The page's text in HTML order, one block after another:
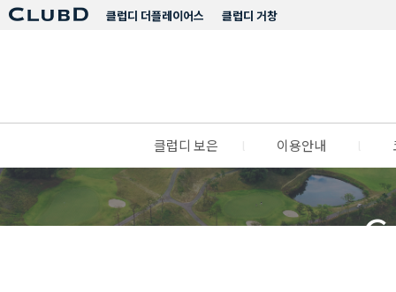
클럽디 거창
클럽디 더플레이어스
클럽디 보은 이용안내